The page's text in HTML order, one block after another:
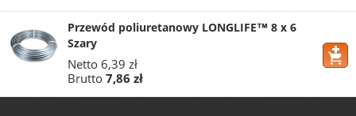
Przewód poliuretanowy LONGLIFE™ 8 x 6
Szary
Netto 6,39 zł
Brutto 7,86 zł